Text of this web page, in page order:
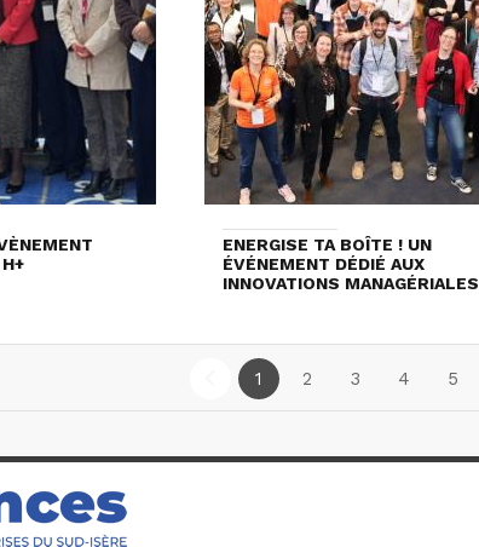
ENERGISE TA BOÎTE ! UN
ÉVÉNEMENT DÉDIÉ AUX
INNOVATIONS MANAGÉRIALES
1 2 3 4 5